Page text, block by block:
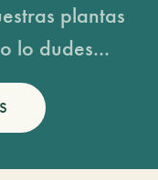
plantas
lo dudes...